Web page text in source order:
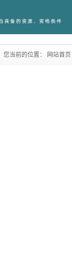
您当前的位置： 网站首页